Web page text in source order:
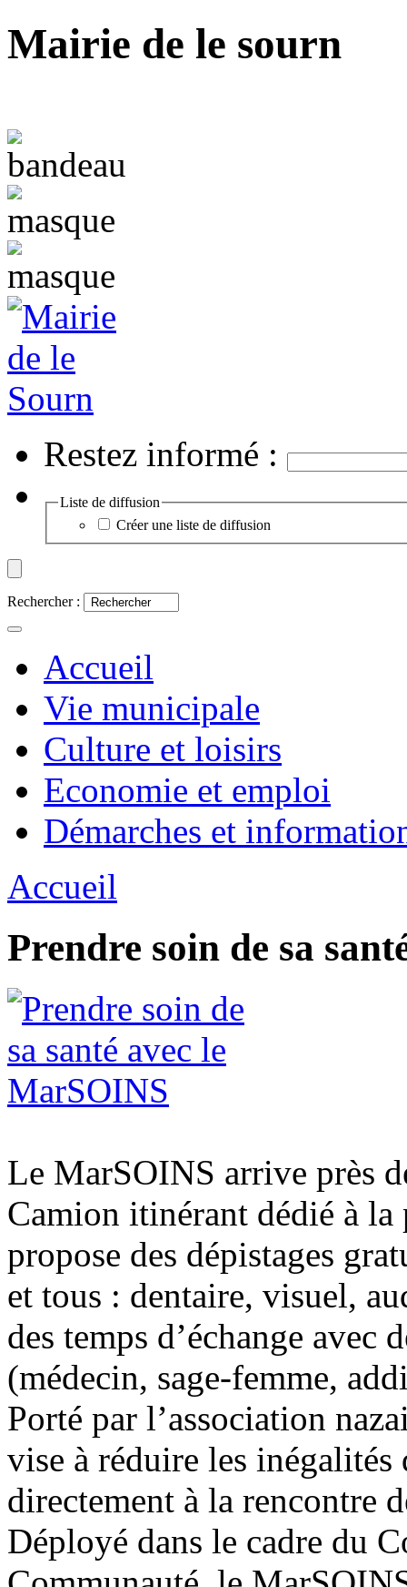
Mairie de le sourn
Restez informé :
Liste de diffusion
Créer une liste de diffusion
Rechercher :
Accueil
Vie municipale
Culture et loisirs
Economie et emploi
Démarches et
Accueil
Prendre soin de sa
Le MarSOINS arrive près
Camion itinérant dédié à
propose des dépistages
et tous : dentaire, visuel,
des temps d’échange avec
(médecin, sage-femme,
Porté par l’association
vise à réduire les inégalités
directement à la rencontre
Déployé dans le cadre du